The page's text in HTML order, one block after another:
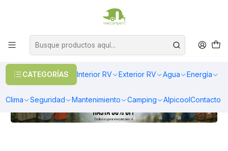
CATEGORÍAS Interior RV Exterior RV Agua Energía
Clima Seguridad Mantenimiento Camping AlpicoolContacto
OFERTAS EN CALEFACCIÓN DIESEL
ECOFLOW
BAÑO